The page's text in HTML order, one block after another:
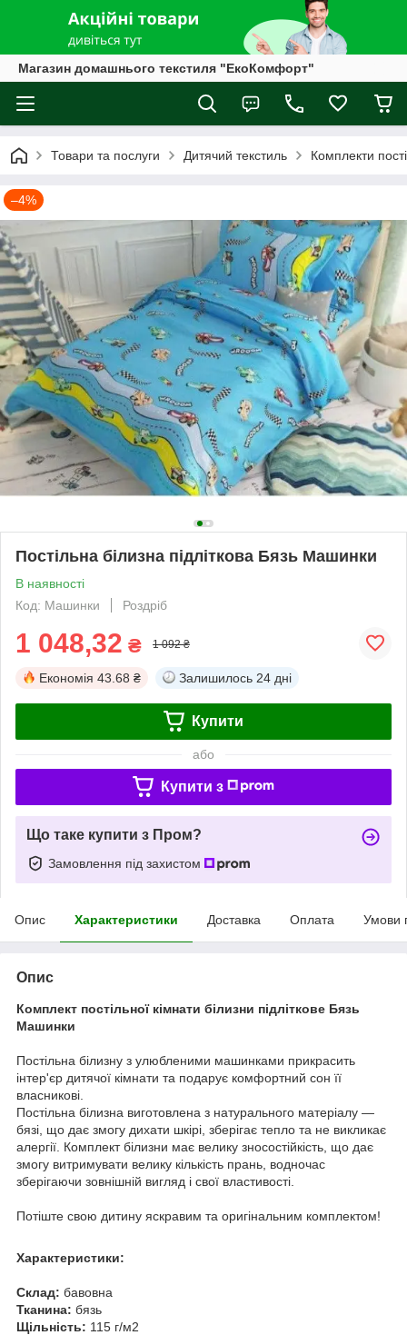
Магазин домашнього текстиля "ЕкоКомфорт"
Товари та послуги Дитячий текстиль Комплекти
–4%
Постільна білизна підліткова Бязь Машинки
В наявності
Код: Машинки
Роздріб
1 048,32 ₴ 1 092 ₴
Економія 43.68 ₴ Залишилось 24 дні
Купити
або
Купити з
Що таке купити з Пром?
Замовлення під захистом
Опис Характеристики Доставка Оплата Умови
Опис
Комплект постільної кімнати білизни підліткове Бязь
Машинки
Постільна білизну з улюбленими машинками прикрасить
інтер'єр дитячої кімнати та подарує комфортний сон її
власникові.
Постільна білизна виготовлена з натурального матеріалу —
бязі, що дає змогу дихати шкірі, зберігає тепло та не викликає
алергії. Комплект білизни має велику зносостійкість, що дає
змогу витримувати велику кількість прань, водночас
зберігаючи зовнішній вигляд і свої властивості.
Потіште свою дитину яскравим та оригінальним комплектом!
Характеристики:
Склад: бавовна
Тканина: бязь
Щільність: 115 г/м2